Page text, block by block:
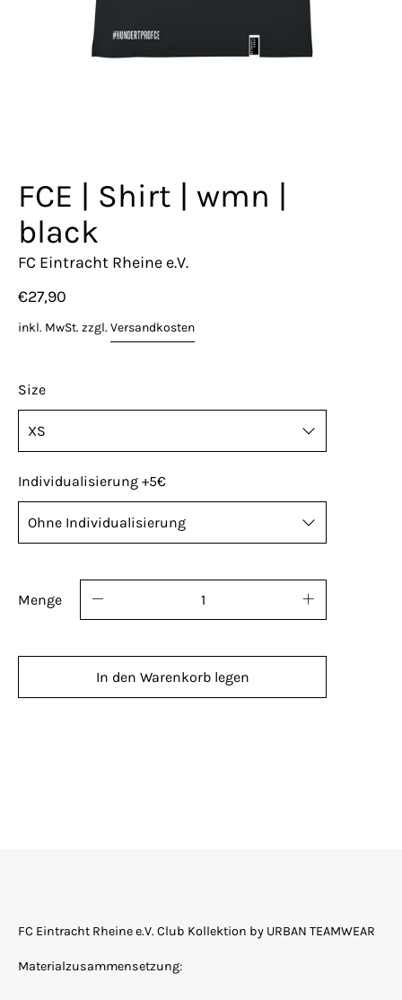
FCE | Shirt | wmn |
black
FC Eintracht Rheine e.V.
€27,90
inkl. MwSt. zzgl. Versandkosten
Size
Individualisierung +5€
Standard Platzierung der optionalen ID: rechte
Brust oder rechts unten. Individualisierte
Menge
In den Warenkorb legen
FC Eintracht Rheine e.V. Club Kollektion by URBAN TEAMWEAR
Materialzusammensetzung: